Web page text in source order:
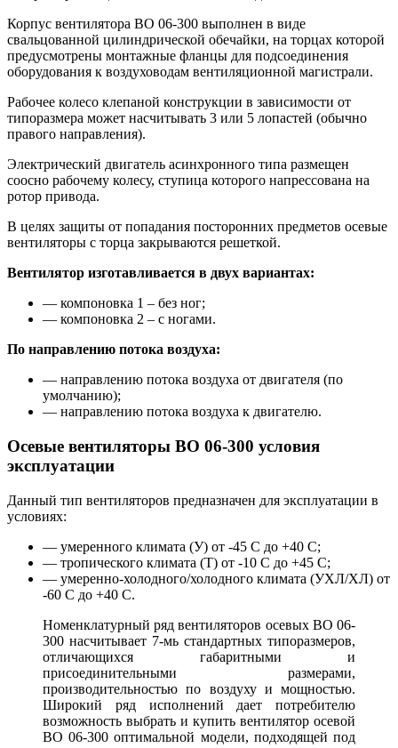
Корпус вентилятора ВО 06-300 выполнен в виде
свальцованной цилиндрической обечайки, на торцах которой
предусмотрены монтажные фланцы для подсоединения
оборудования к воздуховодам вентиляционной магистрали.
Рабочее колесо клепаной конструкции в зависимости от
типоразмера может насчитывать 3 или 5 лопастей (обычно
правого направления).
Электрический двигатель асинхронного типа размещен
соосно рабочему колесу, ступица которого напрессована на
ротор привода.
В целях защиты от попадания посторонних предметов осевые
вентиляторы с торца закрываются решеткой.
Вентилятор изготавливается в двух вариантах:
— компоновка 1 – без ног;
— компоновка 2 – с ногами.
По направлению потока воздуха:
— направлению потока воздуха от двигателя (по
умолчанию);
— направлению потока воздуха к двигателю.
Осевые вентиляторы ВО 06-300 условия
эксплуатации
Данный тип вентиляторов предназначен для эксплуатации в
условиях:
— умеренного климата (У) от -45 С до +40 С;
— тропического климата (Т) от -10 С до +45 С;
— умеренно-холодного/холодного климата (УХЛ/ХЛ) от
-60 С до +40 С.
Номенклатурный ряд вентиляторов осевых ВО 06-
300 насчитывает 7-мь стандартных типоразмеров,
отличающихся габаритными и
присоединительными размерами,
производительностью по воздуху и мощностью.
Широкий ряд исполнений дает потребителю
возможность выбрать и купить вентилятор осевой
ВО 06-300 оптимальной модели, подходящей под